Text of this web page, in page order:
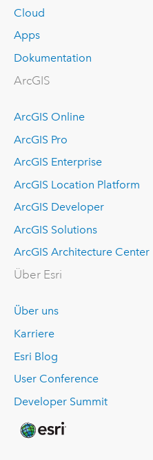
Cloud
Apps
Dokumentation
ArcGIS
ArcGIS Online
ArcGIS Pro
ArcGIS Enterprise
ArcGIS Location Platform
ArcGIS Developer
ArcGIS Solutions
ArcGIS Architecture Center
Über Esri
Über uns
Karriere
Esri Blog
User Conference
Developer Summit